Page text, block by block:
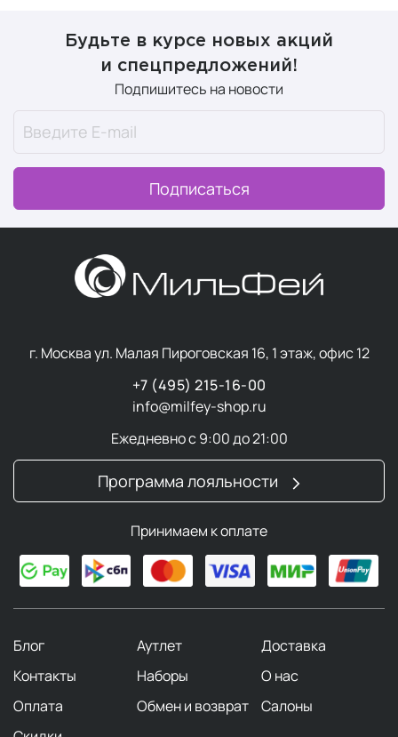
для борьбы с возрастными изменениями на уровне
ДНК клеток.
История бренда
Происхождение.
Создание “умной косметики” на
стыке науки и природы для активации скрытых
Бренд года выпускает не только косметику, но и
нутрицевтики (БАДы), позволяющие
Особые технологии и
преимущества
Фирменная технология липосомальной
доставки Liposomeal.Активные вещества
инкапсулируются в нано-липосомы. Это
позволяет крупным молекулам беспрепятственно
проникать сквозь липидный барьер в глубокие
замораживанием сохраняет 100% стабильность и
терапевтическую активность капризных
биотехнологических компонентов.
клинический уровень чистоты и концентрации
активов (высокий показатель PPM). Подходят
даже для чувствительной кожи.
Эффект “glass skin”.Текстуры разработаны для
Будьте в курсе новых акций
и спецпредложений!
Подпишитесь на новости
Подписаться
г. Москва ул. Малая Пироговская 16, 1 этаж, офис 12
+7 (495) 215-16-00
info@milfey-shop.ru
Ежедневно с 9:00 до 21:00
Программа лояльности
Принимаем к оплате
Блог Аутлет
Доставка
Контакты
Наборы
О нас
Оплата
Обмен и возврат
Салоны